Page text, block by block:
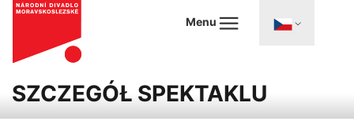
Menu
SZCZEGÓŁ SPEKTAKLU